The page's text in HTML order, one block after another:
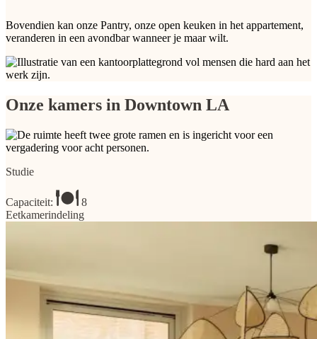
Bovendien kan onze Pantry, onze open keuken in het appartement,
veranderen in een avondbar wanneer je maar wilt.
Onze kamers in Downtown LA
Studie
Capaciteit:
8
Eetkamerindeling